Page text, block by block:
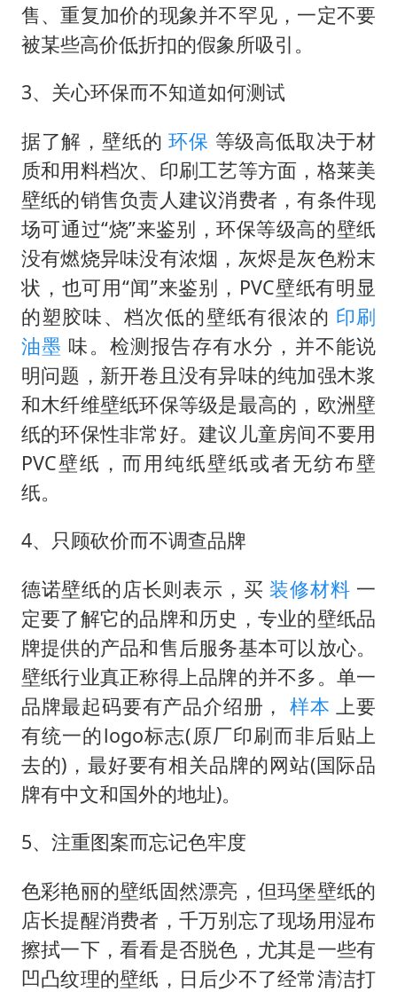
售、重复加价的现象并不罕见，一定不要
被某些高价低折扣的假象所吸引。
3、关心环保而不知道如何测试
据了解，壁纸的 环保 等级高低取决于材
质和用料档次、印刷工艺等方面，格莱美
壁纸的销售负责人建议消费者，有条件现
场可通过“烧”来鉴别，环保等级高的壁纸
没有燃烧异味没有浓烟，灰烬是灰色粉末
状，也可用“闻”来鉴别，PVC壁纸有明显
的塑胶味、档次低的壁纸有很浓的 印刷
油墨 味。检测报告存有水分，并不能说
明问题，新开卷且没有异味的纯加强木浆
和木纤维壁纸环保等级是最高的，欧洲壁
纸的环保性非常好。建议儿童房间不要用
PVC壁纸，而用纯纸壁纸或者无纺布壁
纸。
4、只顾砍价而不调查品牌
德诺壁纸的店长则表示，买 装修材料 一
定要了解它的品牌和历史，专业的壁纸品
牌提供的产品和售后服务基本可以放心。
壁纸行业真正称得上品牌的并不多。单一
品牌最起码要有产品介绍册， 样本 上要
有统一的logo标志(原厂印刷而非后贴上
去的)，最好要有相关品牌的网站(国际品
牌有中文和国外的地址)。
5、注重图案而忘记色牢度
色彩艳丽的壁纸固然漂亮，但玛堡壁纸的
店长提醒消费者，千万别忘了现场用湿布
擦拭一下，看看是否脱色，尤其是一些有
凹凸纹理的壁纸，日后少不了经常清洁打